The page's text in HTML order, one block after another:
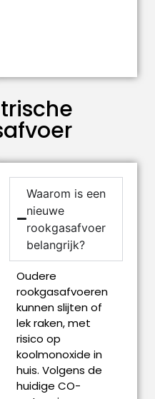
Waarom is een
nieuwe
rookgasafvoer
belangrijk?
Oudere
rookgasafvoeren
kunnen slijten of
lek raken, met
risico op
koolmonoxide in
huis. Volgens de
huidige CO-